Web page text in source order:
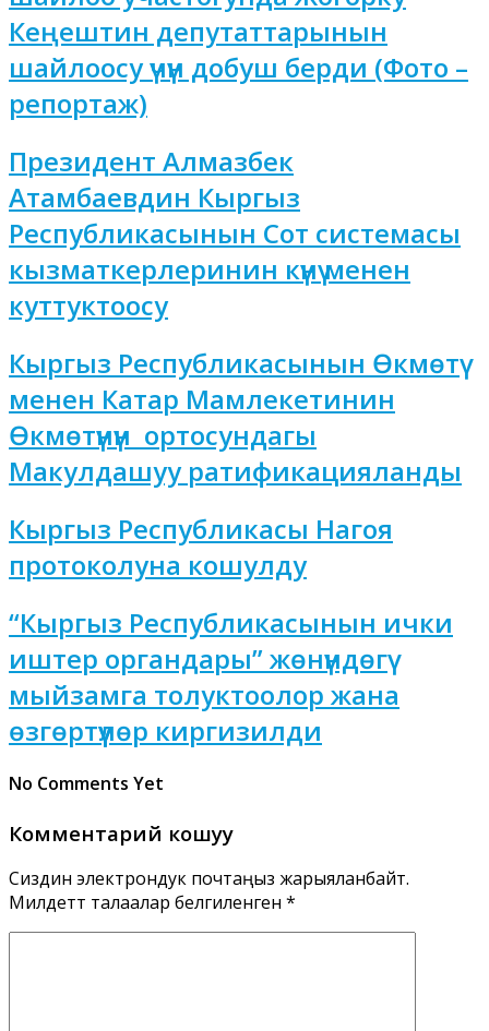
Кеңештин депутаттарынын
шайлоосу үчүн добуш берди (Фото –
репортаж)
Президент Алмазбек
Атамбаевдин Кыргыз
Республикасынын Сот системасы
кызматкерлеринин күнү менен
куттуктоосу
Кыргыз Республикасынын Өкмөтү
менен Катар Мамлекетинин
Өкмөтүнүн ортосундагы
Макулдашуу ратификацияланды
Кыргыз Республикасы Нагоя
протоколуна кошулду
“Кыргыз Республикасынын ички
иштер органдары” жөнүндөгү
мыйзамга толуктоолор жана
өзгөртүүлөр киргизилди
No Comments Yet
Комментарий кошуу
Сиздин электрондук почтаңыз жарыяланбайт.
Милдеттүү талаалар белгиленген *